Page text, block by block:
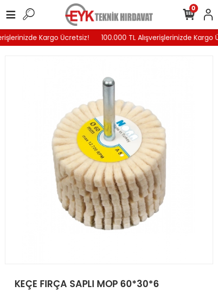
Kargo Ücretsiz! 100.000 TL Alışverişlerinizde Kargo
0
KEÇE FIRÇA SAPLI MOP 60*30*6